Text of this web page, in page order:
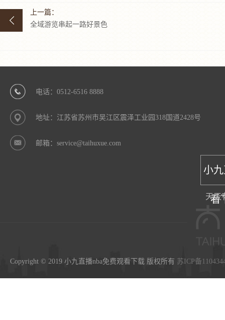
上一篇：
全域游览串起一路好景色
电话：0512-6516 8888
地址：江苏省苏州市吴江区震泽工业园318国道2428号
邮箱：service@taihuxue.com
小
看
天天
Copyright © 2019 小九直播nba免费观看下载 版权所有 苏ICP备